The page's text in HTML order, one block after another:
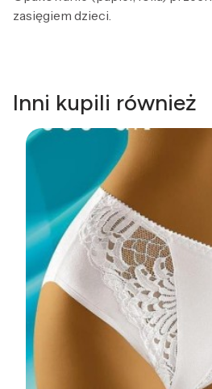
zasięgiem dzieci.
Inni kupili również